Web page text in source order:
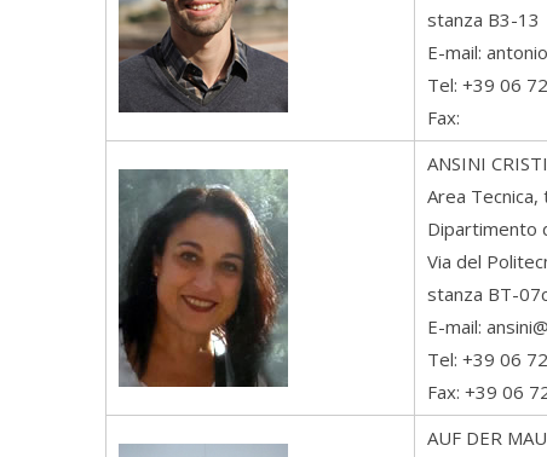
stanza B3-13
E-mail:
Tel: +39 06
Fax:
ANSINI
Area
Dipartimento
Via del
stanza BT-
E-mail:
Tel: +39 06
Fax: +39 06
AUF DER